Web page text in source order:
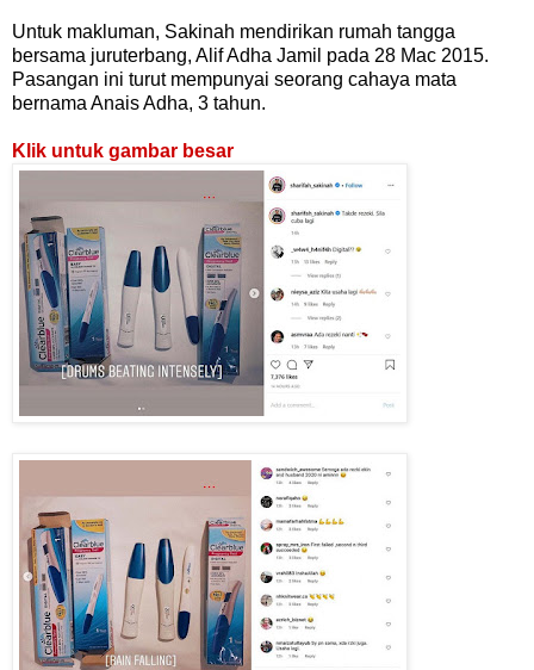
Untuk makluman, Sakinah mendirikan rumah tangga
bersama juruterbang, Alif Adha Jamil pada 28 Mac 2015.
Pasangan ini turut mempunyai seorang cahaya mata
bernama Anais Adha, 3 tahun.
Klik untuk gambar besar